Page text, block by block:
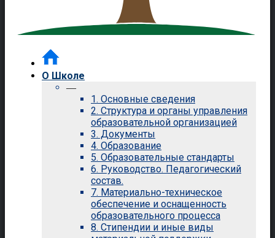
О Школе
—
1. Основные сведения
2. Структура и органы управления
образовательной организацией
3. Документы
4. Образование
5. Образовательные стандарты
6. Руководство. Педагогический
состав.
7. Материально-техническое
обеспечение и оснащенность
образовательного процесса
8. Стипендии и иные виды